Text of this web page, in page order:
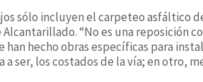
sólo incluyen el carpeteo asfáltico
“No es una reposición
han hecho obras específicas para
a ser, los costados de la vía; en otro,